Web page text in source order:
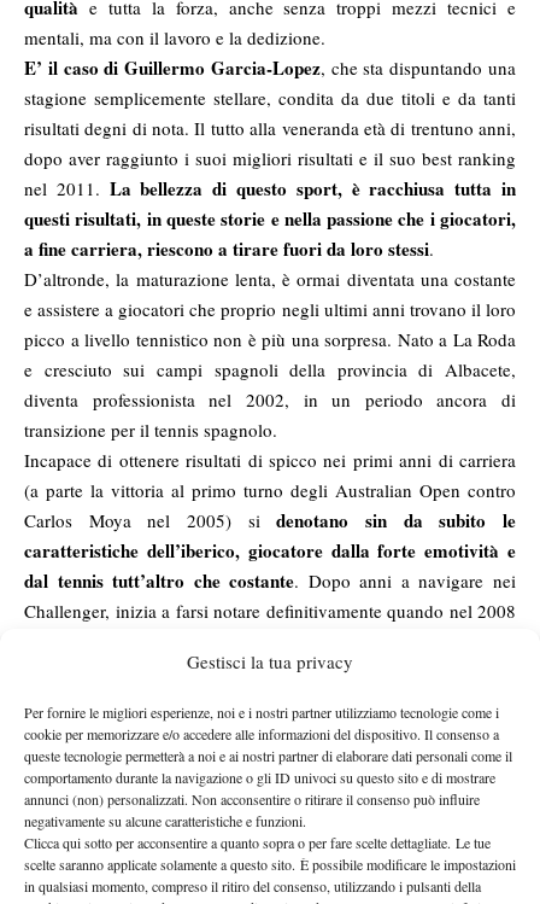
Gestisci la tua privacy
Per fornire le migliori esperienze, noi e i nostri partner utilizziamo tecnologie come i
cookie per memorizzare e/o accedere alle informazioni del dispositivo. Il consenso a
queste tecnologie permetterà a noi e ai nostri partner di elaborare dati personali come il
comportamento durante la navigazione o gli ID univoci su questo sito e di mostrare
annunci (non) personalizzati. Non acconsentire o ritirare il consenso può influire
negativamente su alcune caratteristiche e funzioni.
Clicca qui sotto per acconsentire a quanto sopra o per fare scelte dettagliate. Le tue
scelte saranno applicate solamente a questo sito. È possibile modificare le impostazioni
in qualsiasi momento, compreso il ritiro del consenso, utilizzando i pulsanti della
qualità e tutta la forza, anche senza troppi mezzi tecnici e
mentali, ma con il lavoro e la dedizione.
E’ il caso di Guillermo Garcia-Lopez, che sta dispuntando una
stagione semplicemente stellare, condita da due titoli e da tanti
risultati degni di nota. Il tutto alla veneranda età di trentuno anni,
dopo aver raggiunto i suoi migliori risultati e il suo best ranking
nel 2011. La bellezza di questo sport, è racchiusa tutta in
questi risultati, in queste storie e nella passione che i giocatori,
a fine carriera, riescono a tirare fuori da loro stessi.
D’altronde, la maturazione lenta, è ormai diventata una costante
e assistere a giocatori che proprio negli ultimi anni trovano il loro
picco a livello tennistico non è più una sorpresa. Nato a La Roda
e cresciuto sui campi spagnoli della provincia di Albacete,
diventa professionista nel 2002, in un periodo ancora di
transizione per il tennis spagnolo.
Incapace di ottenere risultati di spicco nei primi anni di carriera
(a parte la vittoria al primo turno degli Australian Open contro
Carlos Moya nel 2005) sidenotano sin da subito le
caratteristiche dell’iberico, giocatore dalla forte emotività e
dal tennis tutt’altro che costante. Dopo anni a navigare nei
Challenger, inizia a farsi notare definitivamente quando nel 2008
tutt’altro che scontato, soprattutto per uno spagnolo (anche se
quell’anno fu proprio Nadal ad aggiudicarsiil il torneo).
risultato ottenuto su quei campi, fu un vero e proprio
spartiacque per Garcia-Lopez, che da quel momento inizierà a
far parte regolarmente del circuito, collezionando divere vittorie
eportando a casa il primo trofeo in carriera l’anno dopo
sulla terra di Kitzbuhel.
La fortuna dello spagnolo è passata perla grande capacità di